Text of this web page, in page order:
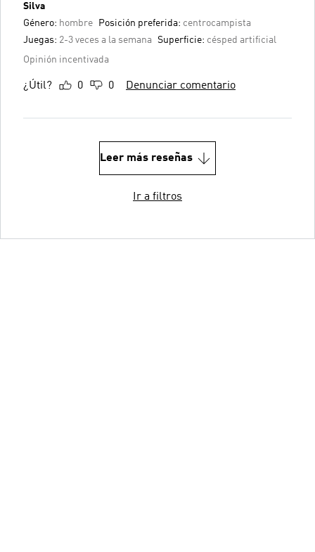
Silva
Género: hombre Posición preferida: centrocampista
Juegas: 2-3 veces a la semana Superficie: césped artificial
Opinión incentivada
¿Útil? 0 0 Denunciar comentario
Leer más reseñas
Ir a filtros